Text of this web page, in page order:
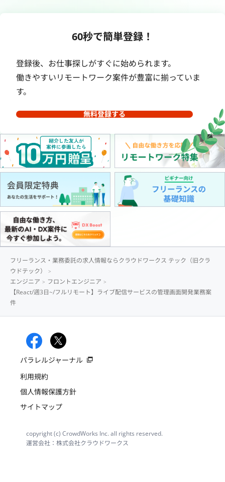
60秒で簡単登録！
登録後、お仕事探しがすぐに始められます。
働きやすいリモートワーク案件が豊富に揃っていま
す。
無料登録する
フリーランス・業務委託の求人情報ならクラウドワークス テック（旧クラ
ウドテック）
エンジニア
フロントエンジニア
【React/週3日~/フルリモート】ライブ配信サービスの管理画面開発業務案
件
パラレルジャーナル
利用規約
個人情報保護方針
サイトマップ
copyright (c) CrowdWorks Inc. all rights reserved.
運営会社：株式会社クラウドワークス